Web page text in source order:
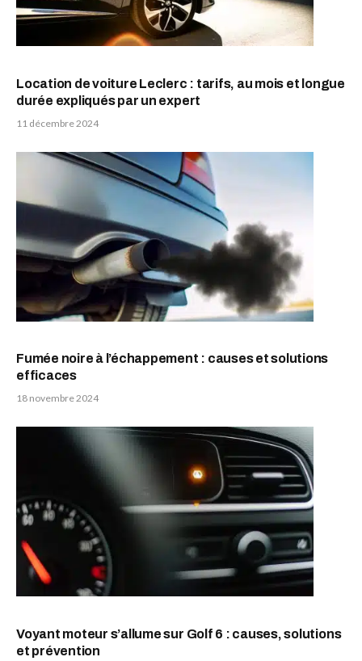
Location de voiture Leclerc : tarifs, au mois et longue
durée expliqués par un expert
11 décembre 2024
Fumée noire à l’échappement : causes et solutions
efficaces
18 novembre 2024
Voyant moteur s’allume sur Golf 6 : causes, solutions
et prévention